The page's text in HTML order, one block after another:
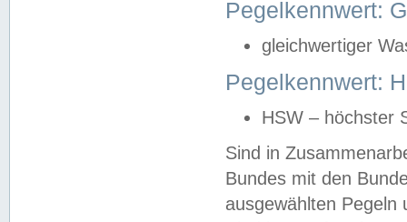
Pegelkennwert:
gleichwertiger
Pegelkennwert:
HSW – höchster
Sind in
Bundes mit den
ausgewählten